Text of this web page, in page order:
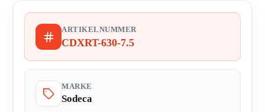
ARTIKELNUMMER
CDXRT-630-7.5
MARKE
Sodeca